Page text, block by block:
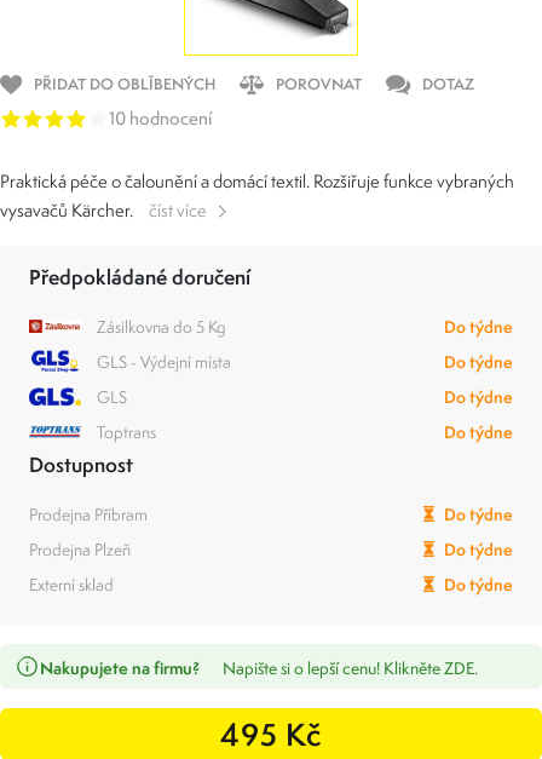
PŘIDAT DO OBLÍBENÝCH POROVNAT DOTAZ
10 hodnocení
Praktická péče o čalounění a domácí textil. Rozšiřuje funkce vybraných
vysavačů Kärcher.
číst více
Předpokládané doručení
Zásilkovna do 5 Kg
Do týdne
GLS - Výdejní místa
Do týdne
GLS
Do týdne
Toptrans
Do týdne
Dostupnost
Prodejna Příbram
Do týdne
Prodejna Plzeň
Do týdne
Externí sklad
Do týdne
Nakupujete na firmu? Napište si o lepší cenu! Klikněte ZDE.
495 Kč